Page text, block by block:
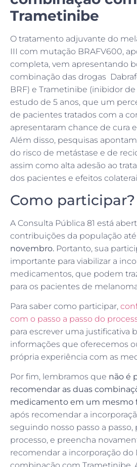
Trametinibe
O tratamento adjuvante do
III com mutação BRAFV600,
completa, vem apresentando
combinação das drogas
BRF) e Trametinibe (inibidor
estudo de 5 anos, que um
de pacientes tratados com a
apresentaram chance de cura
Além disso, pesquisas
do risco de metástase e de
assim como alta adesão ao
dos pacientes e efeitos
Como participar?
A Consulta Pública 81 está
contribuições da população
novembro. Portanto, sua
importante para viabilizar a
medicamentos, que podem
para os pacientes de
Para saber como participar,
com o passo a passo do
para escrever uma justificativa
informações que oferecemos
própria experiência com as
Por fim, lembramos que não é
recomendar as duas
medicamento em um mesmo
após recomendar a
seguindo nosso passo a passo,
processo, e preencha
recomendar a incorporação do